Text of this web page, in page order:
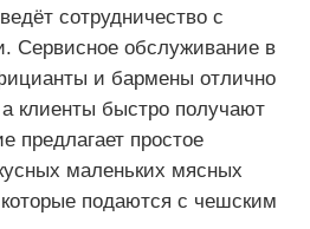
сотрудничество с
Сервисное обслуживание в
и бармены отлично
а клиенты быстро получают
предлагает простое
маленьких мясных
подаются с чешским